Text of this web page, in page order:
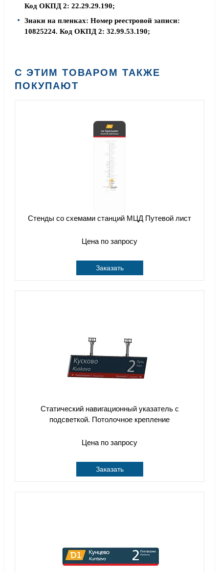
Код ОКПД 2: 22.29.29.190;
Знаки на пленках: Номер реестровой записи:
10825224. Код ОКПД 2: 32.99.53.190;
С ЭТИМ ТОВАРОМ ТАКЖЕ
ПОКУПАЮТ
Стенды со схемами станций МЦД Путевой лист
Цена по запросу
Заказать
Статический навигационный указатель с
подсветкой. Потолочное крепление
Цена по запросу
Заказать